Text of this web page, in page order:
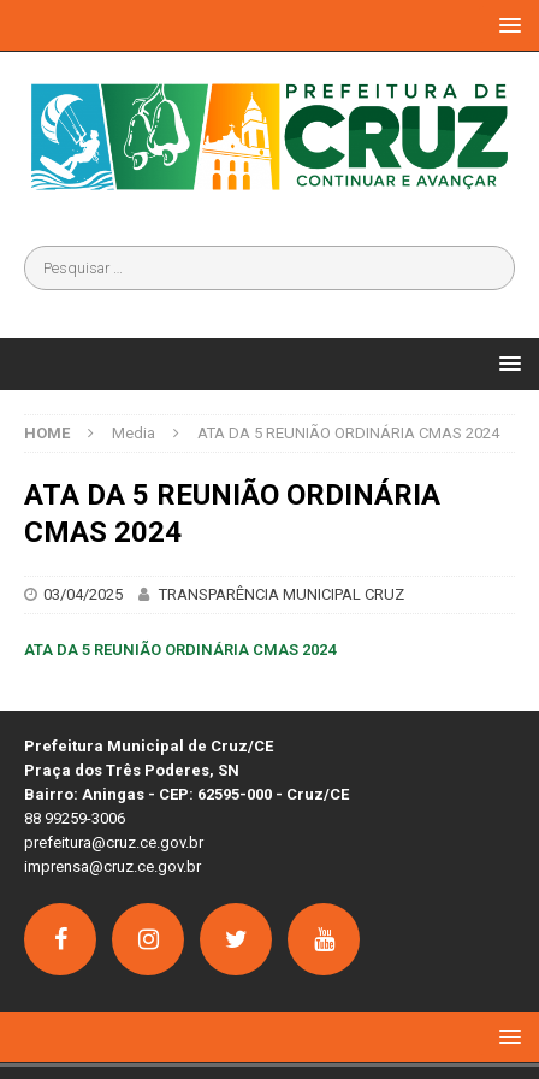
HOME Media ATA DA 5 REUNIÃO ORDINÁRIA CMAS 2024
ATA DA 5 REUNIÃO ORDINÁRIA
CMAS 2024
03/04/2025 TRANSPARÊNCIA MUNICIPAL CRUZ
ATA DA 5 REUNIÃO ORDINÁRIA CMAS 2024
Prefeitura Municipal de Cruz/CE
Praça dos Três Poderes, SN
Bairro: Aningas - CEP: 62595-000 - Cruz/CE
88 99259-3006
prefeitura@cruz.ce.gov.br
imprensa@cruz.ce.gov.br